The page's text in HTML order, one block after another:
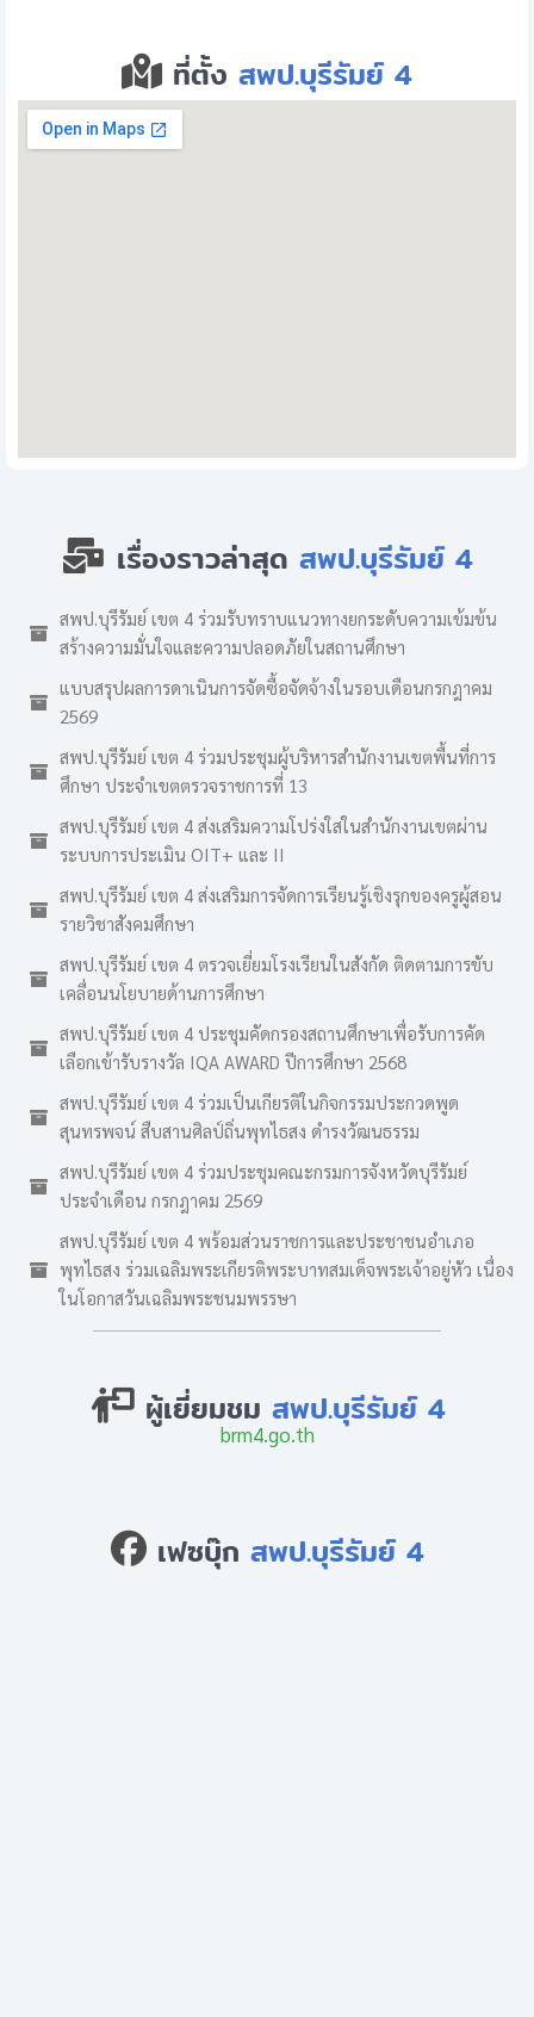
ที่ตั้ง สพป.บุรีรัมย์ 4
เรื่องราวล่าสุด สพป.บุรีรัมย์ 4
สพป.บุรีรัมย์ เขต 4 ร่วมรับทราบแนวทางยกระดับความเข้มข้น
สร้างความมั่นใจและความปลอดภัยในสถานศึกษา
แบบสรุปผลการดาเนินการจัดซื้อจัดจ้างในรอบเดือนกรกฎาคม
2569
สพป.บุรีรัมย์ เขต 4 ร่วมประชุมผู้บริหารสำนักงานเขตพื้นที่การ
ศึกษา ประจำเขตตรวจราชการที่ 13
สพป.บุรีรัมย์ เขต 4 ส่งเสริมความโปร่งใสในสำนักงานเขตผ่าน
ระบบการประเมิน OIT+ และ II
สพป.บุรีรัมย์ เขต 4 ส่งเสริมการจัดการเรียนรู้เชิงรุกของครูผู้สอน
รายวิชาสังคมศึกษา
สพป.บุรีรัมย์ เขต 4 ตรวจเยี่ยมโรงเรียนในสังกัด ติดตามการขับ
เคลื่อนนโยบายด้านการศึกษา
สพป.บุรีรัมย์ เขต 4 ประชุมคัดกรองสถานศึกษาเพื่อรับการคัด
เลือกเข้ารับรางวัล IQA AWARD ปีการศึกษา 2568
สพป.บุรีรัมย์ เขต 4 ร่วมเป็นเกียรติในกิจกรรมประกวดพูด
สุนทรพจน์ สืบสานศิลป์ถิ่นพุทไธสง ดำรงวัฒนธรรม
สพป.บุรีรัมย์ เขต 4 ร่วมประชุมคณะกรมการจังหวัดบุรีรัมย์
ประจำเดือน กรกฎาคม 2569
สพป.บุรีรัมย์ เขต 4 พร้อมส่วนราชการและประชาชนอำเภอ
พุทไธสง ร่วมเฉลิมพระเกียรติพระบาทสมเด็จพระเจ้าอยู่หัว เนื่อง
ในโอกาสวันเฉลิมพระชนมพรรษา
ผู้เยี่ยมชม สพป.บุรีรัมย์ 4
brm4.go.th
เฟซบุ๊ก สพป.บุรีรัมย์ 4